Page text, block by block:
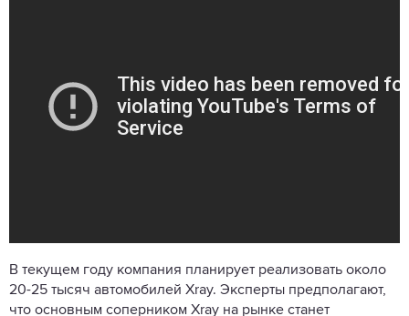
В текущем году компания планирует реализовать около
20-25 тысяч автомобилей Xray. Эксперты предполагают,
что основным соперником Xray на рынке станет